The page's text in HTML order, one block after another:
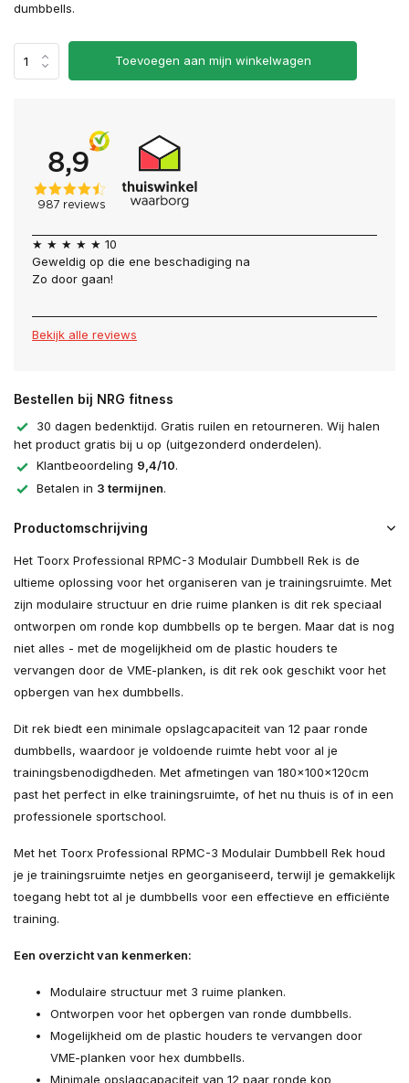
dumbbells.
Toevoegen aan mijn winkelwagen
★ ★ ★ ★ ★ 10
Geweldig op die ene beschadiging na
Zo door gaan!
Bekijk alle reviews
Bestellen bij NRG fitness
30 dagen bedenktijd. Gratis ruilen en retourneren. Wij halen
het product gratis bij u op (uitgezonderd onderdelen).
Klantbeoordeling 9,4/10.
Betalen in 3 termijnen.
Productomschrijving
Het Toorx Professional RPMC-3 Modulair Dumbbell Rek is de
ultieme oplossing voor het organiseren van je trainingsruimte. Met
zijn modulaire structuur en drie ruime planken is dit rek speciaal
ontworpen om ronde kop dumbbells op te bergen. Maar dat is nog
niet alles - met de mogelijkheid om de plastic houders te
vervangen door de VME-planken, is dit rek ook geschikt voor het
opbergen van hex dumbbells.
Dit rek biedt een minimale opslagcapaciteit van 12 paar ronde
dumbbells, waardoor je voldoende ruimte hebt voor al je
trainingsbenodigdheden. Met afmetingen van 180x100x120cm
past het perfect in elke trainingsruimte, of het nu thuis is of in een
professionele sportschool.
Met het Toorx Professional RPMC-3 Modulair Dumbbell Rek houd
je je trainingsruimte netjes en georganiseerd, terwijl je gemakkelijk
toegang hebt tot al je dumbbells voor een effectieve en efficiënte
training.
Een overzicht van kenmerken:
Modulaire structuur met 3 ruime planken.
Ontworpen voor het opbergen van ronde dumbbells.
Mogelijkheid om de plastic houders te vervangen door
VME-planken voor hex dumbbells.
Minimale opslagcapaciteit van 12 paar ronde kop